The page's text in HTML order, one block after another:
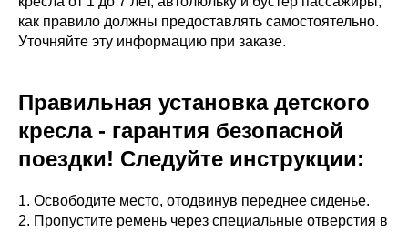
как правило должны предоставлять самостоятельно.
Уточняйте эту информацию при заказе.
Правильная установка детского
кресла - гарантия безопасной
поездки! Следуйте инструкции:
1. Освободите место, отодвинув переднее сиденье.
2. Пропустите ремень через специальные отверстия в